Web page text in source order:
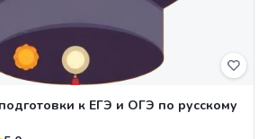
к ЕГЭ и ОГЭ по русскому